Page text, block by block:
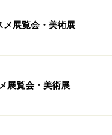
ちなみに、東京国立
文章は美術館が書い
、デザイナーの服部
のページへ。
展覧会・美術展
展覧会・美術展